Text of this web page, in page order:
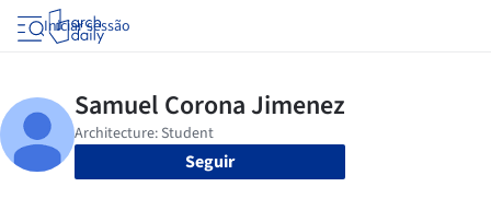
Iniciar sessão
Seguir